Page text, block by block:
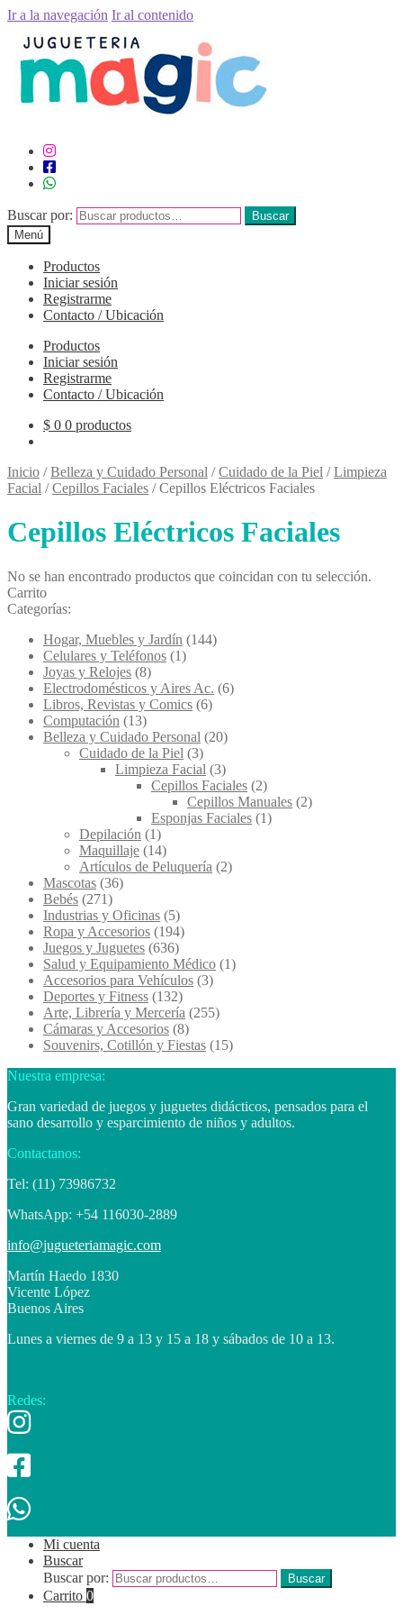
Ir a la navegación Ir al contenido
Buscar por:
Buscar
Menú
Productos
Iniciar sesión
Registrarme
Contacto / Ubicación
Productos
Iniciar sesión
Registrarme
Contacto / Ubicación
$ 0 0 productos
Inicio /Belleza y Cuidado Personal /Cuidado de la Piel /Limpieza
Facial /Cepillos Faciales /Cepillos Eléctricos Faciales
Cepillos Eléctricos Faciales
No se han encontrado productos que coincidan con tu selección.
Carrito
Categorías:
Hogar, Muebles y Jardín (144)
Celulares y Teléfonos (1)
Joyas y Relojes (8)
Electrodomésticos y Aires Ac. (6)
Libros, Revistas y Comics (6)
Computación (13)
Belleza y Cuidado Personal (20)
Cuidado de la Piel (3)
Limpieza Facial (3)
Cepillos Faciales (2)
Cepillos Manuales (2)
Esponjas Faciales (1)
Depilación (1)
Maquillaje (14)
Artículos de Peluquería (2)
Mascotas (36)
Bebés (271)
Industrias y Oficinas (5)
Ropa y Accesorios (194)
Juegos y Juguetes (636)
Salud y Equipamiento Médico (1)
Accesorios para Vehículos (3)
Deportes y Fitness (132)
Arte, Librería y Mercería (255)
Cámaras y Accesorios (8)
Souvenirs, Cotillón y Fiestas (15)
Nuestra empresa:
Gran variedad de juegos y juguetes didácticos, pensados para el
sano desarrollo y esparcimiento de niños y adultos.
Contactanos:
Tel: (11) 73986732
WhatsApp: +54 116030-2889
info@jugueteriamagic.com
Martín Haedo 1830
Vicente López
Buenos Aires
Lunes a viernes de 9 a 13 y 15 a 18 y sábados de 10 a 13.
Redes:
Mi cuenta
Buscar
Buscar por:
Buscar
Carrito 0